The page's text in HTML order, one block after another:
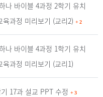
나 바이블 4과정 2학기 유치
과정 미리보기 (교리2) + 2
나 바이블 4과정 1학기 유치
과정 미리보기 (교리1)
17과 설교 PPT 수정 + 3